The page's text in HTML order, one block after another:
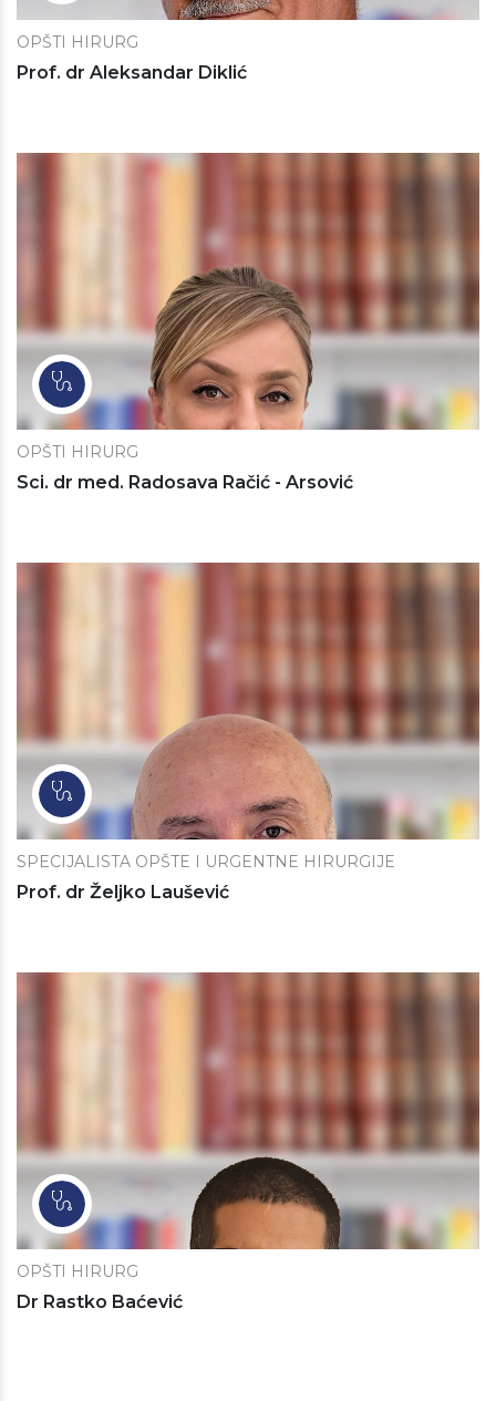
OPŠTI HIRURG
Prof. dr Aleksandar Diklić
OPŠTI HIRURG
Sci. dr med. Radosava Račić - Arsović
SPECIJALISTA OPŠTE I URGENTNE HIRURGIJE
Prof. dr Željko Laušević
OPŠTI HIRURG
Dr Rastko Baćević